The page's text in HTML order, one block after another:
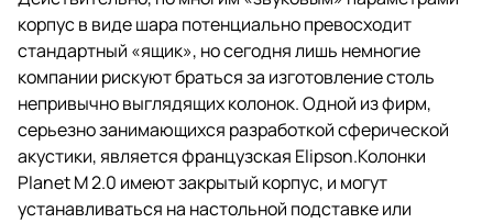
корпус в виде шара потенциально превосходит
стандартный «ящик», но сегодня лишь немногие
компании рискуют браться за изготовление столь
непривычно выглядящих колонок. Одной из фирм,
серьезно занимающихся разработкой сферической
акустики, является французская Elipson.Колонки
Planet M 2.0 имеют закрытый корпус, и могут
устанавливаться на настольной подставке или